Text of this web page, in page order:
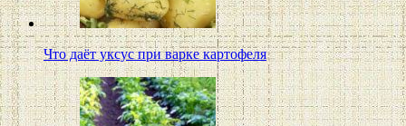
Что даёт уксус при варке картофеля